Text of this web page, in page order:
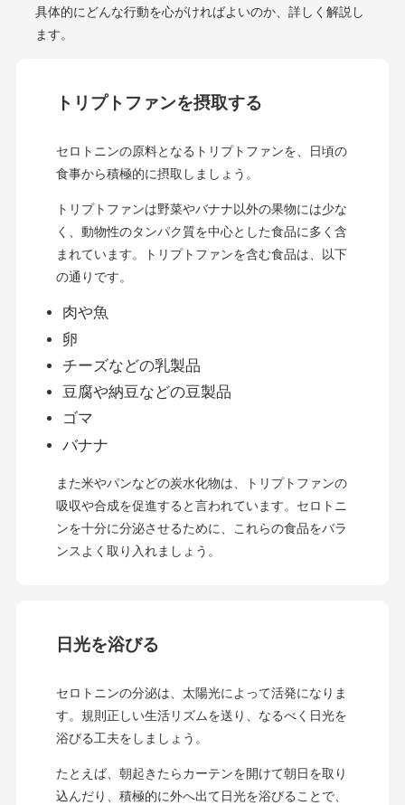
具体的にどんな行動を心がければよいのか、詳しく解説し
ます。
トリプトファンを摂取する
セロトニンの原料となるトリプトファンを、日頃の
食事から積極的に摂取しましょう。
トリプトファンは野菜やバナナ以外の果物には少な
く、動物性のタンパク質を中心とした食品に多く含
まれています。トリプトファンを含む食品は、以下
の通りです。
肉や魚
卵
チーズなどの乳製品
豆腐や納豆などの豆製品
ゴマ
バナナ
また米やパンなどの炭水化物は、トリプトファンの
吸収や合成を促進すると言われています。セロトニ
ンを十分に分泌させるために、これらの食品をバラ
ンスよく取り入れましょう。
日光を浴びる
セロトニンの分泌は、太陽光によって活発になりま
す。規則正しい生活リズムを送り、なるべく日光を
浴びる工夫をしましょう。
たとえば、朝起きたらカーテンを開けて朝日を取り
込んだり、積極的に外へ出て日光を浴びることで、